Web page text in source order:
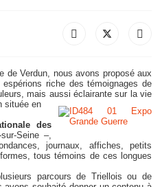
de Verdun, nous avons proposé aux
riche des témoignages de
mais aussi éclairante sur la vie
située en
des
Seine –,
journaux, affiches, petits
tous témoins de ces longues
parcours de Triellois ou de